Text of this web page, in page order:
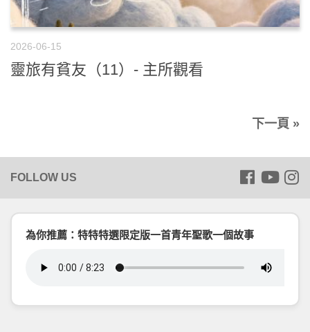
2026-06-15
靈旅有貧友（11）- 主所觀看
下一頁 »
為你推薦：特特特選限定版一首青年聖歌一個故事